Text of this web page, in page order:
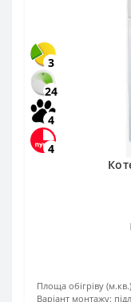
3
24
4
4
Площа обігріву
Варіант монтажу: